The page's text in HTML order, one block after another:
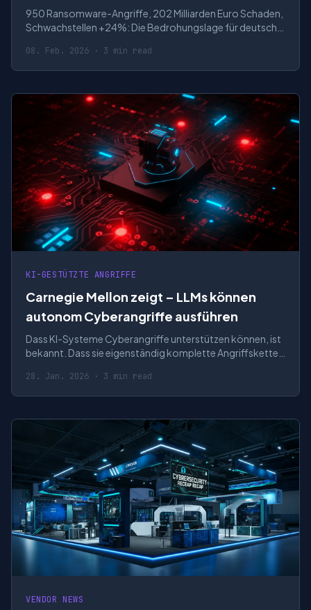
950 Ransomware-Angriffe, 202 Milliarden Euro Schaden,
Schwachstellen +24%: Die Bedrohungslage für deutsche
08. Feb. 2026 · 3 min read
KI-GESTÜTZTE ANGRIFFE
Carnegie Mellon zeigt – LLMs können
autonom Cyberangriffe ausführen
Dass KI-Systeme Cyberangriffe unterstützen können, ist
bekannt. Dass sie eigenständig komplette Angriffsketten
28. Jan. 2026 · 3 min read
VENDOR NEWS